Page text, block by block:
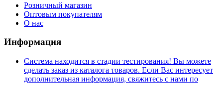
Розничный магазин
Оптовым покупателям
О нас
Информация
Система находится в стадии тестирования! Вы можете
сделать заказ из каталога товаров. Если Вас интересует
дополнительная информация, свяжитесь с нами по